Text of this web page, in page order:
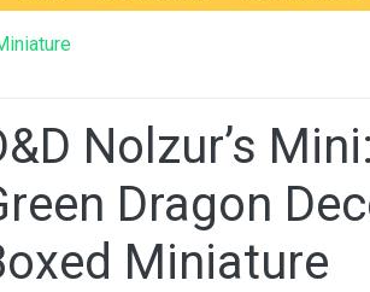
Nolzur’s
Dragon
Miniature